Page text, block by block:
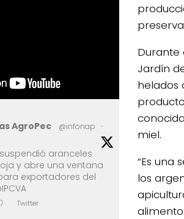
Durante
Jardín
helados
miel.
“Es
los
AgroPec @infonap
·
aranceles
y abre una ventana
exportadores del
Twitter